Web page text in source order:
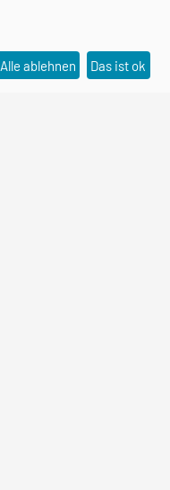
Alle ablehnen Das ist ok